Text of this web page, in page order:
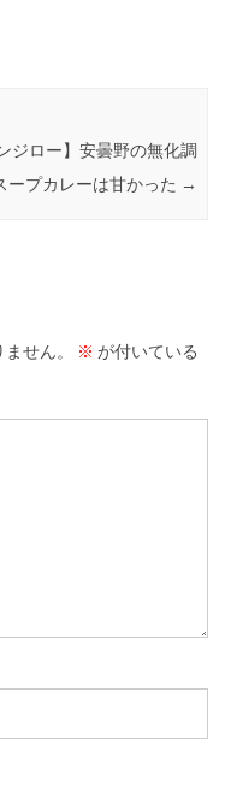
ジロー】安曇野の無化調
ープカレーは甘かった →
せん。 ※ が付いている